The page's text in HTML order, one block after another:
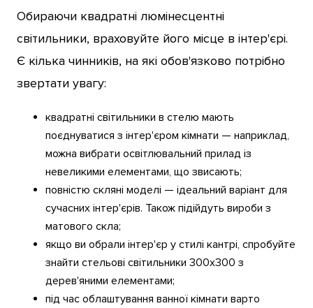
Обираючи квадратні люмінесцентні
світильники, враховуйте його місце в інтер'єрі.
Є кілька чинників, на які обов'язково потрібно
звертати увагу:
квадратні світильники в стелю мають
поєднуватися з інтер'єром кімнати — наприклад,
можна вибрати освітлювальний прилад із
невеликими елементами, що звисають;
повністю скляні моделі — ідеальний варіант для
сучасних інтер'єрів. Також підійдуть вироби з
матового скла;
якщо ви обрали інтер'єр у стилі кантрі, спробуйте
знайти стельові світильники 300х300 з
дерев'яними елементами;
під час облаштування ванної кімнати варто